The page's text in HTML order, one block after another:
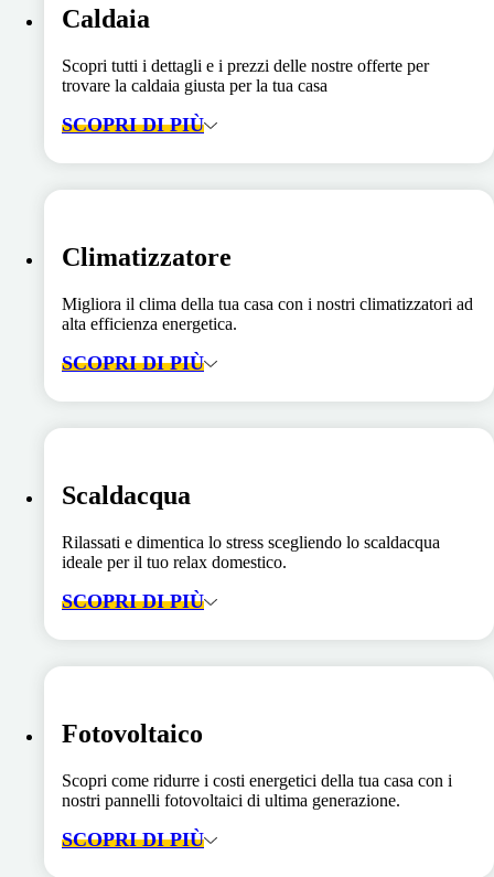
Caldaia
Scopri tutti i dettagli e i prezzi delle nostre offerte per
trovare la caldaia giusta per la tua casa
SCOPRI DI PIÙ
Climatizzatore
Migliora il clima della tua casa con i nostri climatizzatori ad
alta efficienza energetica.
SCOPRI DI PIÙ
Scaldacqua
Rilassati e dimentica lo stress scegliendo lo scaldacqua
ideale per il tuo relax domestico.
SCOPRI DI PIÙ
Fotovoltaico
Scopri come ridurre i costi energetici della tua casa con i
nostri pannelli fotovoltaici di ultima generazione.
SCOPRI DI PIÙ